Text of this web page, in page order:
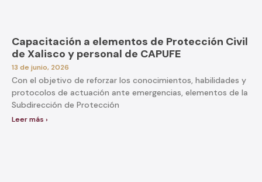
Capacitación a elementos de Protección Civil
de Xalisco y personal de CAPUFE
13 de junio, 2026
Con el objetivo de reforzar los conocimientos, habilidades y
protocolos de actuación ante emergencias, elementos de la
Subdirección de Protección
Leer más ›